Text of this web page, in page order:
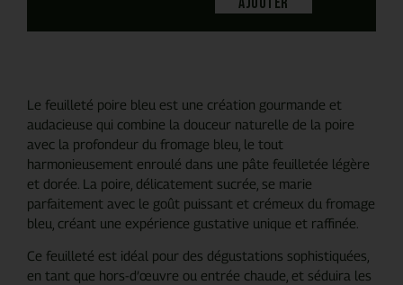
Le feuilleté poire bleu est une création gourmande et
audacieuse qui combine la douceur naturelle de la poire
avec la profondeur du fromage bleu, le tout
harmonieusement enroulé dans une pâte feuilletée légère
et dorée. La poire, délicatement sucrée, se marie
parfaitement avec le goût puissant et crémeux du fromage
bleu, créant une expérience gustative unique et raffinée.
Ce feuilleté est idéal pour des dégustations sophistiquées,
en tant que hors-d’œuvre ou entrée chaude, et séduira les